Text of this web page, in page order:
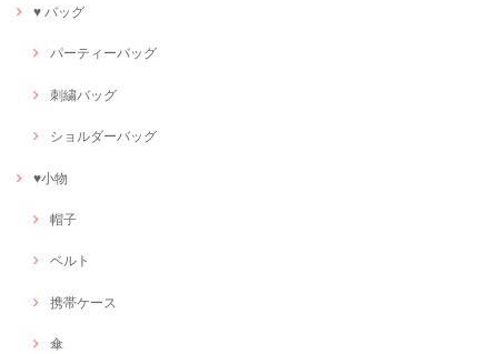
♥ バッグ
パーティーバッグ
刺繍バッグ
ショルダーバッグ
♥小物
帽子
ベルト
携帯ケース
傘